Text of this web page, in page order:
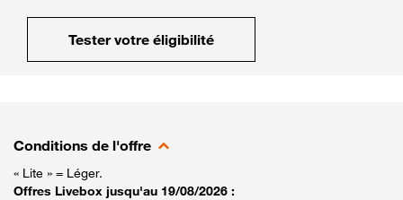
Tester votre éligibilité
Conditions de l'offre
« Lite » = Léger.
Offres Livebox jusqu'au 19/08/2026 :